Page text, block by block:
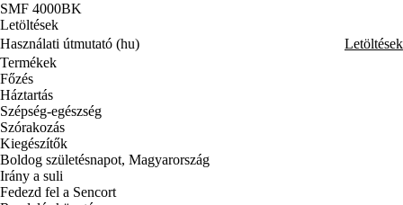
SMF 4000BK
Letöltések
Használati útmutató (hu)
Letöltések
Termékek
Főzés
Háztartás
Szépség-egészség
Szórakozás
Kiegészítők
Boldog születésnapot, Magyarország
Irány a suli
Fedezd fel a Sencort